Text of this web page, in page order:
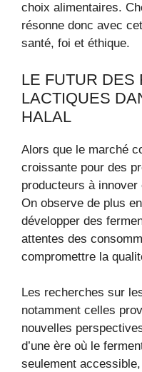
choix alimentaires.
résonne donc avec
santé, foi et éthique.
LE FUTUR DES
LACTIQUES
HALAL
Alors que le marché
croissante pour des
producteurs à
On observe de plus
développer des
attentes des
compromettre la
Les recherches sur
notamment celles
nouvelles
d’une ère où le
seulement